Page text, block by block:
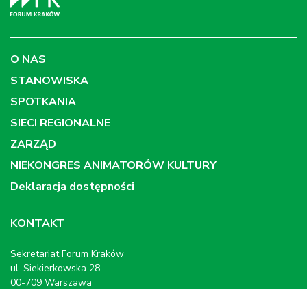
O NAS
STANOWISKA
SPOTKANIA
SIECI REGIONALNE
ZARZĄD
NIEKONGRES ANIMATORÓW KULTURY
Deklaracja dostępności
KONTAKT
Sekretariat Forum Kraków
ul. Siekierkowska 28
00-709 Warszawa